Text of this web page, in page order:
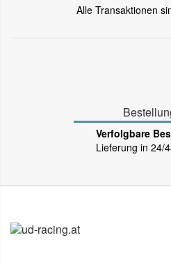
Alle Transaktionen
Verfolgbare
Lieferung in 24/